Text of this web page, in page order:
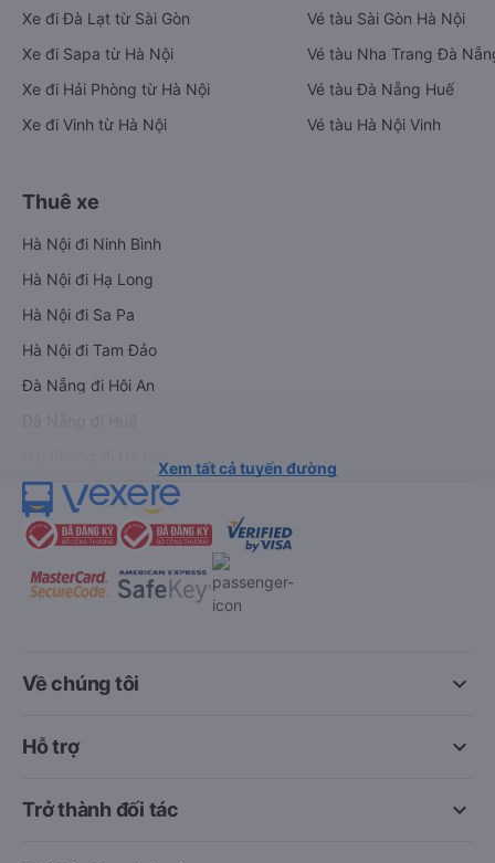
Xe đi Đà Lạt từ Sài Gòn
Xe đi Sapa từ Hà Nội
Xe đi Hải Phòng từ Hà Nội
Xe đi Vinh từ Hà Nội
Vé tàu Sài Gòn Hà Nội
Vé tàu Nha Trang Đà
Vé tàu Đà Nẵng Huế
Vé tàu Hà Nội Vinh
Thuê xe
Hà Nội đi Ninh Bình
Hà Nội đi Hạ Long
Hà Nội đi Sa Pa
Hà Nội đi Tam Đảo
Đà Nẵng đi Hội An
Xem tất cả tuyến đường
keyboard_arrow_down
Về chúng tôi
keyboard_arrow_down
Hỗ trợ
keyboard_arrow_down
Trở thành đối tác